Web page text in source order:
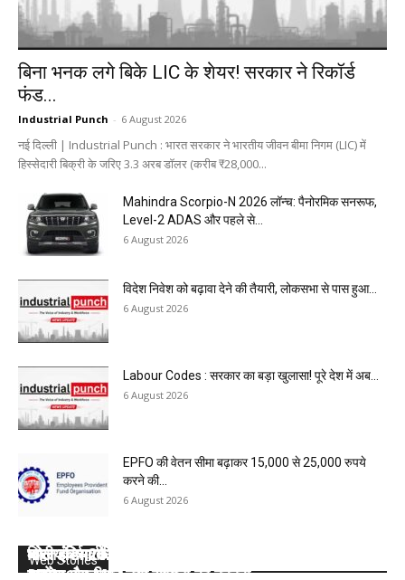
बिना भनक लगे बिके LIC के शेयर! सरकार ने रिकॉर्ड
फंड...
Industrial Punch - 6 August 2026
नई दिल्ली | Industrial Punch : भारत सरकार ने भारतीय जीवन बीमा निगम (LIC) में
हिस्सेदारी बिक्री के जरिए 3.3 अरब डॉलर (करीब ₹28,000...
Mahindra Scorpio-N 2026 लॉन्च: पैनोरमिक सनरूफ,
Level-2 ADAS और पहले से...
6 August 2026
विदेश निवेश को बढ़ावा देने की तैयारी, लोकसभा से पास हुआ...
6 August 2026
Labour Codes : सरकार का बड़ा खुलासा! पूरे देश में अब...
6 August 2026
EPFO की वेतन सीमा बढ़ाकर 15,000 से 25,000 रुपये
करने की...
6 August 2026
Web Stories
कोल इंडिया की 10 मेगा माइंस ने Q1 में बनाया रिकॉर्ड, SECL,
NCL और MCL की खदानों का दबदबा
भारत के सर्वाधिक कोयला भंडार वाले सात राज्यों के बारे में
जानें:
वित्तीय वर्ष 2025- 26 : कोल इंडिया लिमिटेड की टॉप- 10
खदान
कोल इंडिया ने डिस्पैच का टारगेट भी किया कम, देखें 2026-
27 का कंपनीवार नया लक्ष्य
कोल इंडिया ने घटाया लक्ष्य, देखें 2026- 27 का कंपनीवार नया
टारगेट